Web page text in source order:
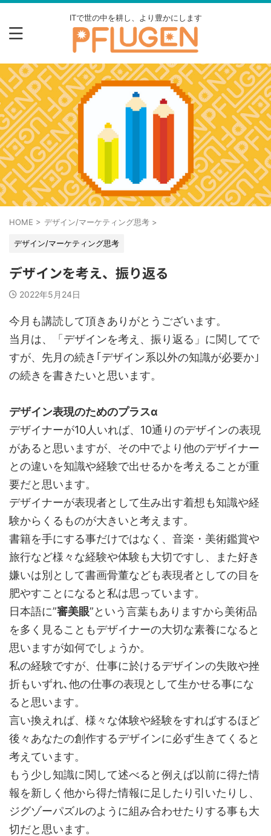
ITで世の中を耕し、より豊かにします
HOME > デザイン/マーケティング思考 >
デザイン/マーケティング思考
デザインを考え、振り返る
2022年5月24日
今月も講読して頂きありがとうございます。
当月は、「デザインを考え、振り返る」に関してで
すが、先月の続き｢デザイン系以外の知識が必要か｣
の続きを書きたいと思います。
デザイン表現のためのプラスα
デザイナーが10人いれば、10通りのデザインの表現
があると思いますが、その中でより他のデザイナー
との違いを知識や経験で出せるかを考えることが重
要だと思います。
デザイナーが表現者として生み出す着想も知識や経
験からくるものが大きいと考えます。
書籍を手にする事だけではなく、音楽・美術鑑賞や
旅行など様々な経験や体験も大切ですし、また好き
嫌いは別として書画骨董なども表現者としての目を
肥やすことになると私は思っています。
日本語に”審美眼”という言葉もありますから美術品
を多く見ることもデザイナーの大切な素養になると
思いますが如何でしょうか。
私の経験ですが、仕事に於けるデザインの失敗や挫
折もいずれ､他の仕事の表現として生かせる事にな
ると思います。
言い換えれば、様々な体験や経験をすればするほど
後々あなたの創作するデザインに必ず生きてくると
考えています。
もう少し知識に関して述べると例えば以前に得た情
報を新しく他から得た情報に足したり引いたりし、
ジグゾーパズルのように組み合わせたりする事も大
切だと思います。